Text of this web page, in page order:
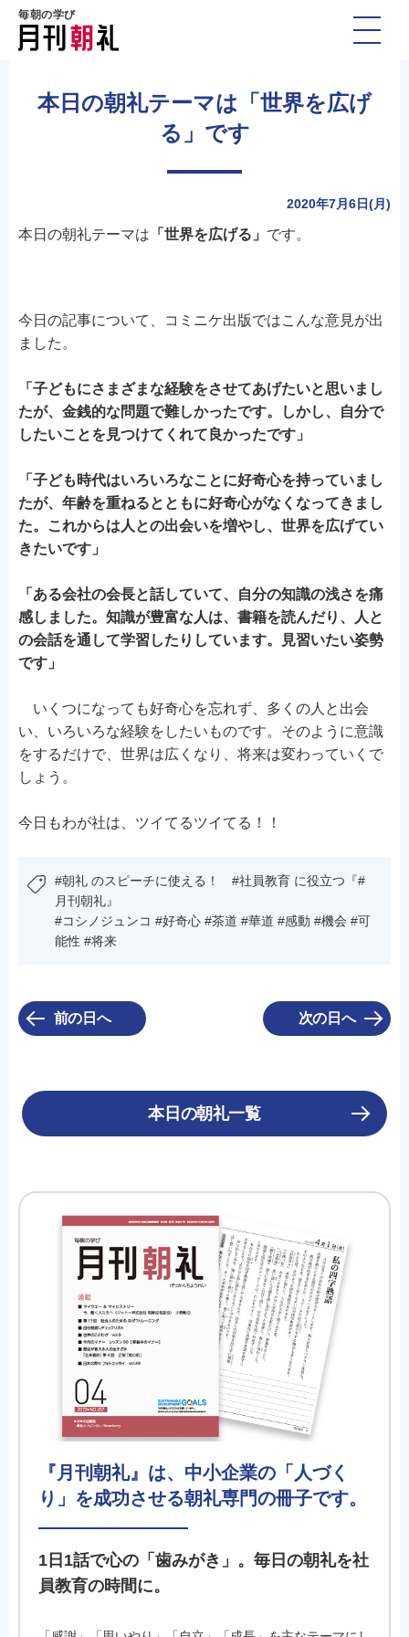
毎朝の学び
本日の朝礼テーマは「世界を広げ
る」です
2020年7月6日(月)
本日の朝礼テーマは 「世界を広げる」 です。
今日の記事について、コミニケ出版ではこんな意見が出
ました。
「子どもにさまざまな経験をさせてあげたいと思いまし
たが、金銭的な問題で難しかったです。しかし、自分で
したいことを見つけてくれて良かったです」
「子ども時代はいろいろなことに好奇心を持っていまし
たが、年齢を重ねるとともに好奇心がなくなってきまし
た。これからは人との出会いを増やし、世界を広げてい
きたいです」
「ある会社の会長と話していて、自分の知識の浅さを痛
感しました。知識が豊富な人は、書籍を読んだり、人と
の会話を通して学習したりしています。見習いたい姿勢
です」
いくつになっても好奇心を忘れず、多くの人と出会
い、いろいろな経験をしたいものです。そのように意識
をするだけで、世界は広くなり、将来は変わっていくで
しょう。
今日もわが社は、ツイてるツイてる！！
#朝礼 のスピーチに使える！ #社員教育 に役立つ『#
月刊朝礼』
#コシノジュンコ #好奇心 #茶道 #華道 #感動 #機会 #可
能性 #将来
前の日へ 次の日へ
本日の朝礼一覧
『月刊朝礼』は、中小企業の「人づく
り」を成功させる朝礼専門の冊子です。
1日1話で心の「歯みがき」。毎日の朝礼を社
員教育の時間に。